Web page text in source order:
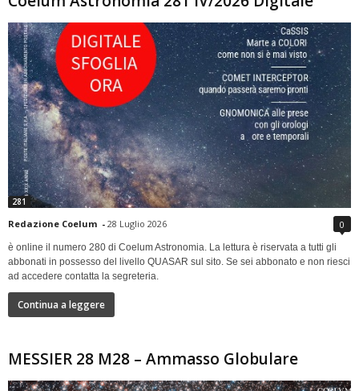
281
Redazione Coelum - 28 Luglio 2026 0
è online il numero 280 di Coelum Astronomia. La lettura è riservata a tutti gli
abbonati in possesso del livello QUASAR sul sito. Se sei abbonato e non riesci
ad accedere contatta la segreteria.
Continua a leggere
MESSIER 28 M28 – Ammasso Globulare